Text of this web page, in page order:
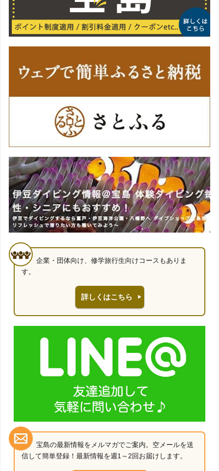
企業・団体向け、修学旅行生向けコースもありま
す。
詳しくはこちら
宝島の最新情報をメルマガでご案内。空メールを送
信して簡単登録！最新情報を週1～2回お届けします。